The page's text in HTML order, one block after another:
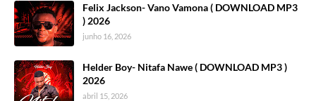
Felix Jackson- Vano Vamona ( DOWNLOAD MP3
) 2026
junho 16, 2026
Helder Boy- Nitafa Nawe ( DOWNLOAD MP3 )
2026
abril 15, 2026